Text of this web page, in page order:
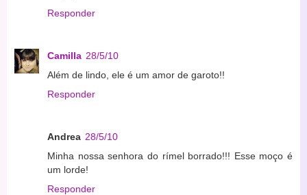
Responder
Camilla 28/5/10
Além de lindo, ele é um amor de garoto!!
Responder
Andrea 28/5/10
Minha nossa senhora do rímel borrado!!! Esse moço é
um lorde!
Responder